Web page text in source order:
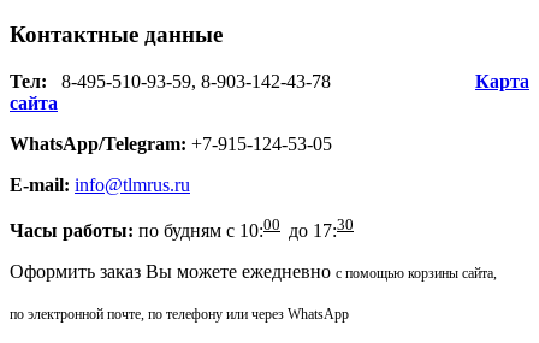
Контактные данные
Тел: 8-495-510-93-59, 8-903-142-43-78 Карта
сайта
WhatsApp/Telegram: +7-915-124-53-05
E-mail: info@tlmrus.ru
Часы работы: по будням с 10:00 до 17:30
Оформить заказ Вы можете ежедневно с помощью корзины сайта,
по электронной почте, по телефону или через WhatsApp